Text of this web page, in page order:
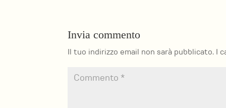
Invia commento
Il tuo indirizzo email non sarà pubblicato. I